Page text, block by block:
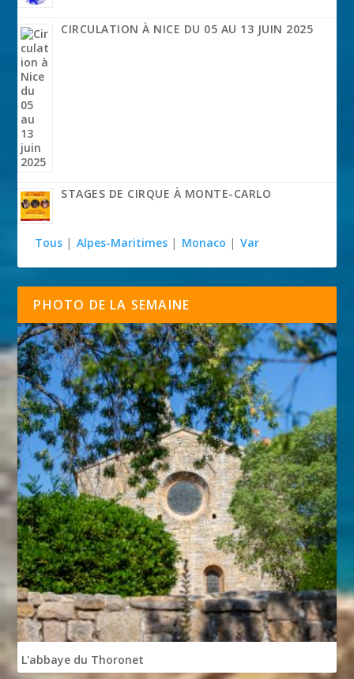
CIRCULATION À NICE DU 05 AU 13 JUIN 2025
STAGES DE CIRQUE À MONTE-CARLO
Tous | Alpes-Maritimes | Monaco | Var
PHOTO DE LA SEMAINE
L'abbaye du Thoronet